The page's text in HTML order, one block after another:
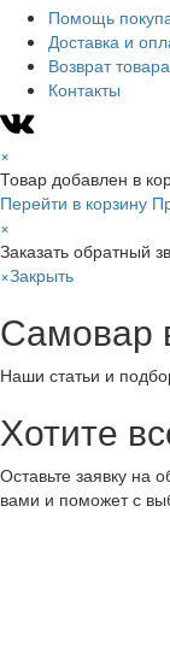
Помощь
Доставка и
Возврат товара
Контакты
×
Товар добавлен в
Перейти в корзину
×
Заказать обратный
×Закрыть
Самовар
Наши статьи и
Хотите
Оставьте заявку на
вами и поможет с